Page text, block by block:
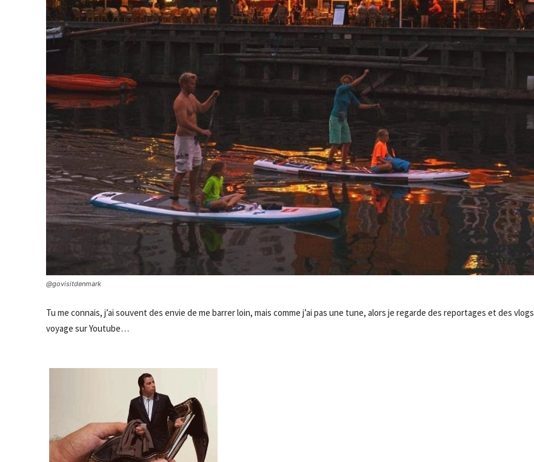
@govisitdenmark
Tu me connais, j’ai souvent des envie de me barrer loin, mais comme j’ai pas une tune, alors je regarde des reportages et des vlogs
voyage sur Youtube…